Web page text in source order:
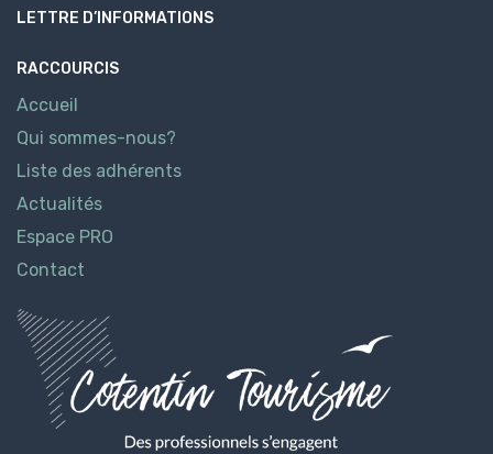
LETTRE D’INFORMATIONS
RACCOURCIS
Accueil
Qui sommes-nous?
Liste des adhérents
Actualités
Espace PRO
Contact